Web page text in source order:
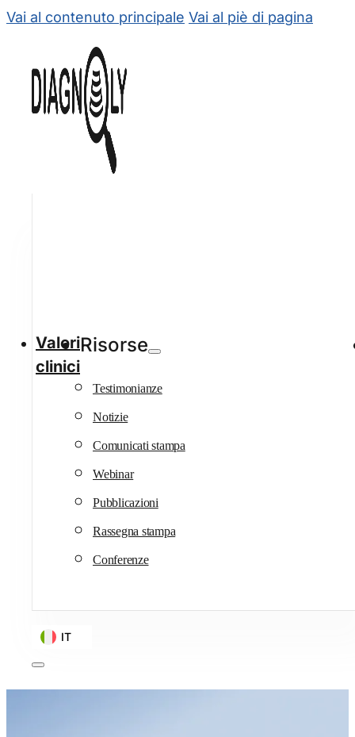
Vai al contenuto principale Vai al piè di pagina
Valori
clinici
Risorse
Testimonianze
Notizie
Comunicati stampa
Webinar
Pubblicazioni
Rassegna stampa
Conferenze
IT